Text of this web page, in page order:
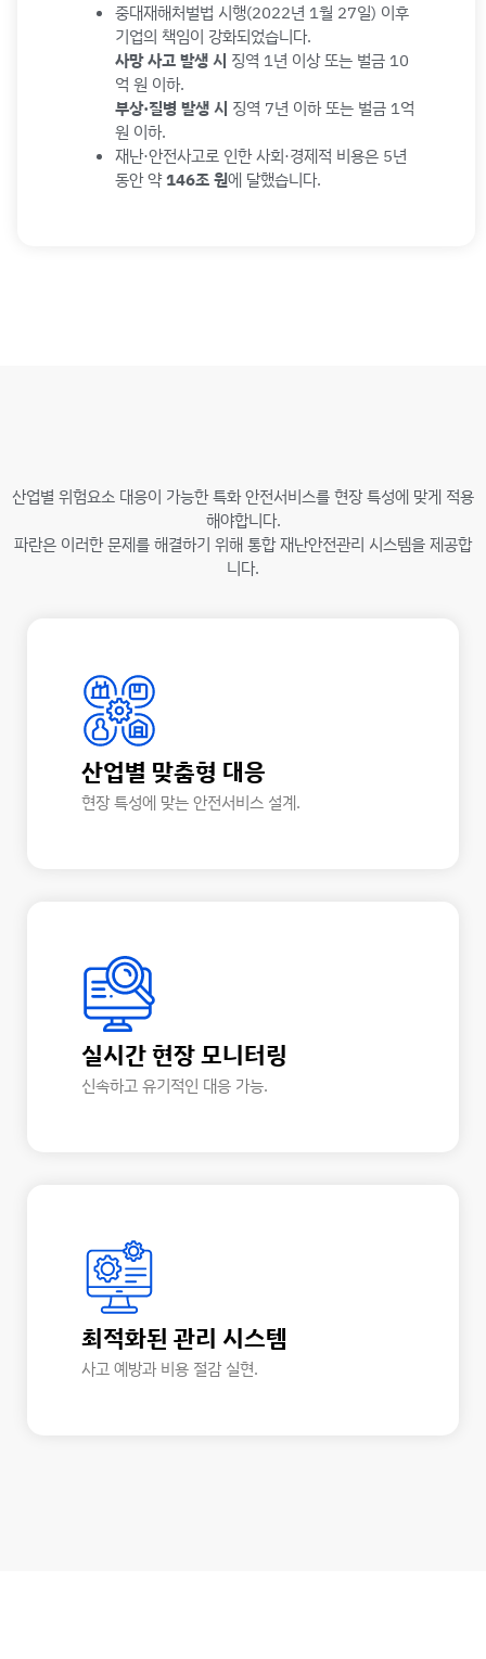
중대재해처벌법 시행(2022년 1월 27일) 이후
기업의 책임이 강화되었습니다.
사망 사고 발생 시 징역 1년 이상 또는 벌금 10
억 원 이하.
부상·질병 발생 시 징역 7년 이하 또는 벌금 1억
원 이하.
재난·안전사고로 인한 사회·경제적 비용은 5년
동안 약146조 원에 달했습니다.
산업별 위험요소 대응이 가능한 특화 안전서비스를 현장 특성에 맞게 적용
해야합니다.
파란은 이러한 문제를 해결하기 위해 통합 재난안전관리 시스템을 제공합
니다.
산업별 맞춤형 대응
현장 특성에 맞는 안전서비스 설계.
실시간 현장 모니터링
신속하고 유기적인 대응 가능.
최적화된 관리 시스템
사고 예방과 비용 절감 실현.